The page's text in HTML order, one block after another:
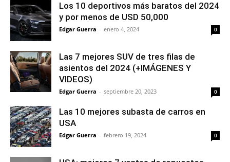
Los 10 deportivos más baratos del 2024
y por menos de USD 50,000
Edgar Guerra - enero 4, 2024 0
Las 7 mejores SUV de tres filas de
asientos del 2024 (+IMÁGENES Y
VIDEOS)
Edgar Guerra - septiembre 20, 2023 0
Las 10 mejores subasta de carros en
USA
Edgar Guerra - febrero 19, 2024 0